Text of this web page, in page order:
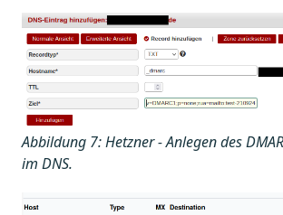
Abbildung 7: Hetzner - Anlegen des
im DNS.